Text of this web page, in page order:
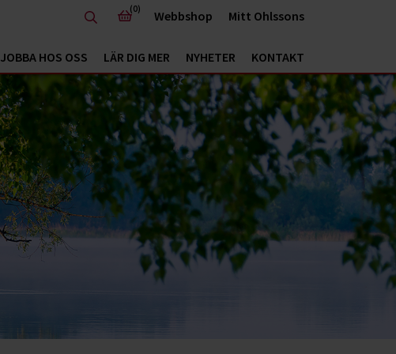
JOBBA HOS OSS LÄR DIG MER NYHETER KONTAKT
(0) Webbshop Mitt Ohlssons